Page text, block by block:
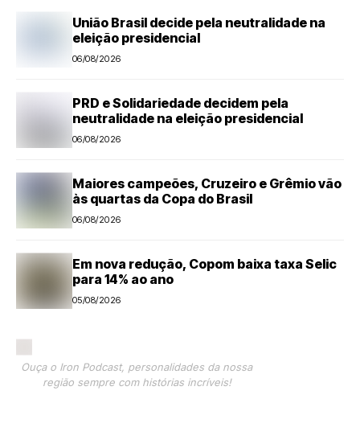
União Brasil decide pela neutralidade na
eleição presidencial
06/08/2026
PRD e Solidariedade decidem pela
neutralidade na eleição presidencial
06/08/2026
Maiores campeões, Cruzeiro e Grêmio vão
às quartas da Copa do Brasil
06/08/2026
Em nova redução, Copom baixa taxa Selic
para 14% ao ano
05/08/2026
Ouça o Iron Podcast, personalidades da nossa
região sempre com histórias incríveis!